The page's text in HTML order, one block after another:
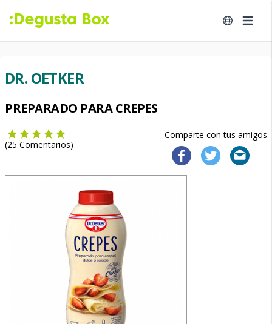
DR. OETKER
PREPARADO PARA CREPES
Comparte con tus amigos
(25 Comentarios)